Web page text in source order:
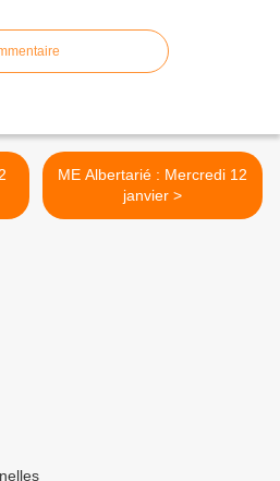
ME Albertarié : Mercredi 12
janvier >